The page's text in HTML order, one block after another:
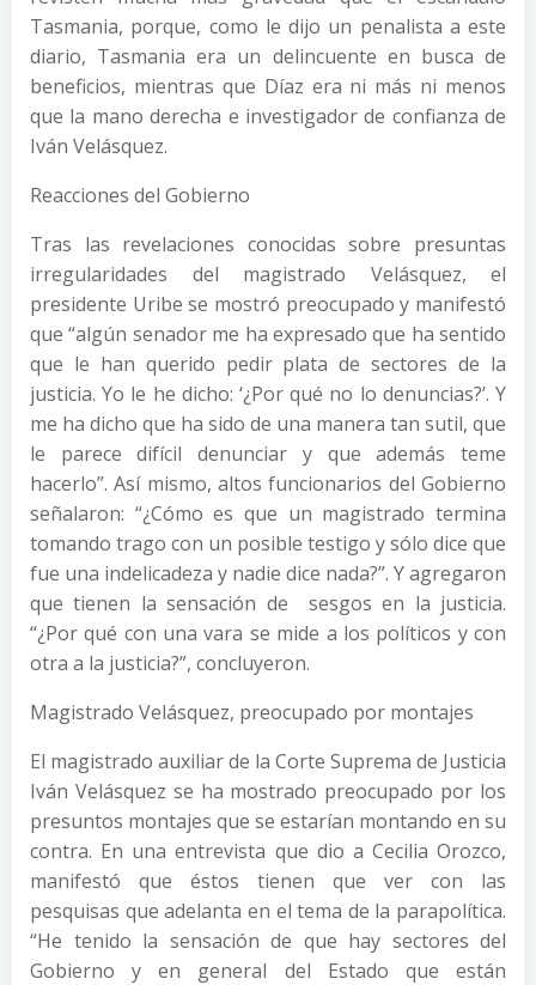
Tasmania, porque, como le dijo un penalista a este
diario, Tasmania era un delincuente en busca de
beneficios, mientras que Díaz era ni más ni menos
que la mano derecha e investigador de confianza de
Iván Velásquez.
Reacciones del Gobierno
Tras las revelaciones conocidas sobre presuntas
irregularidades del magistrado Velásquez, el
presidente Uribe se mostró preocupado y manifestó
que “algún senador me ha expresado que ha sentido
que le han querido pedir plata de sectores de la
justicia. Yo le he dicho: ‘¿Por qué no lo denuncias?’. Y
me ha dicho que ha sido de una manera tan sutil, que
le parece difícil denunciar y que además teme
hacerlo”. Así mismo, altos funcionarios del Gobierno
señalaron: “¿Cómo es que un magistrado termina
tomando trago con un posible testigo y sólo dice que
fue una indelicadeza y nadie dice nada?”. Y agregaron
que tienen la sensación de sesgos en la justicia.
“¿Por qué con una vara se mide a los políticos y con
otra a la justicia?”, concluyeron.
Magistrado Velásquez, preocupado por montajes
El magistrado auxiliar de la Corte Suprema de Justicia
Iván Velásquez se ha mostrado preocupado por los
presuntos montajes que se estarían montando en su
contra. En una entrevista que dio a Cecilia Orozco,
manifestó que éstos tienen que ver con las
pesquisas que adelanta en el tema de la parapolítica.
“He tenido la sensación de que hay sectores del
Gobierno y en general del Estado que están